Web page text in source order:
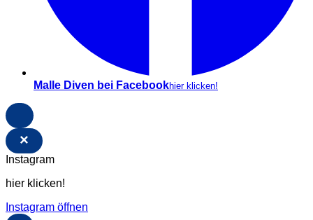
Malle Diven bei Facebookhier klicken!
×
Instagram
hier klicken!
Instagram öffnen